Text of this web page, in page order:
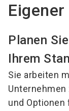
Planen
Ihrem
Sie arbeiten
und